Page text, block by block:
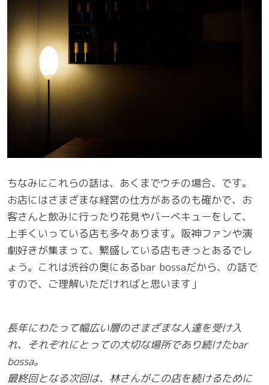
ちなみにこれらの話は、あくまでウチの場合、です。
お店にはさまざまな経営の仕方があるのも確かで、お
客さんと飲みに行ったり花見やバーべキューをして、
上手くいっている店も多々あります。阪神ファンや演
劇好きが集まって、繁盛している店もきっとあるでし
ょう。これは渋谷の奥にあるbar bossaだから、の話で
すので、ご理解いただければと思います」
長年にわたって幅広い層のさまざまな人達を受け入
れ、それぞれにとっての大切な場所であり続けたbar
bossa。
最終回となる次回は、林さんがこの店を続けるために